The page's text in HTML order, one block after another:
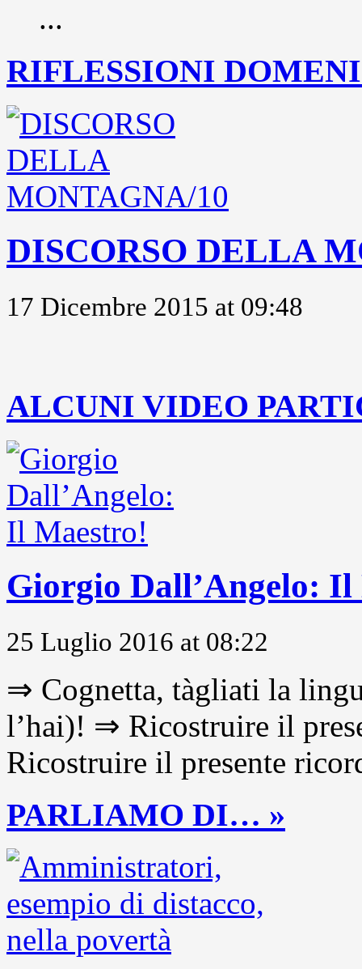
...
RIFLESSIONI
DISCORSO DELLA
17 Dicembre 2015 at 09:48
ALCUNI VIDEO
Giorgio Dall’Angelo:
25 Luglio 2016 at 08:22
⇒ Cognetta, tàgliati la
l’hai)! ⇒ Ricostruire il
Ricostruire il presente
PARLIAMO DI… »